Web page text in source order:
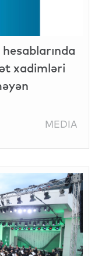
xadimləri
MEDIA